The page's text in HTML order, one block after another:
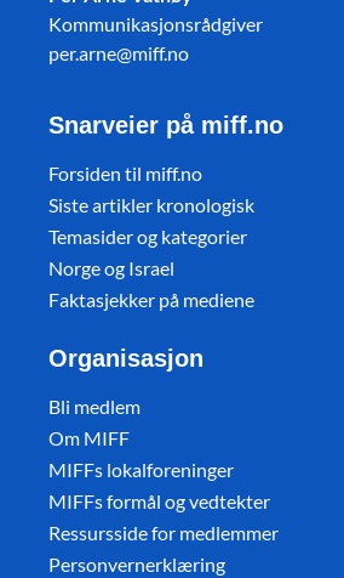
Kommunikasjonsrådgiver
per.arne@miff.no
Snarveier på miff.no
Forsiden til miff.no
Siste artikler kronologisk
Temasider og kategorier
Norge og Israel
Faktasjekker på mediene
Organisasjon
Bli medlem
Om MIFF
MIFFs lokalforeninger
MIFFs formål og vedtekter
Ressursside for medlemmer
Personvernerklæring